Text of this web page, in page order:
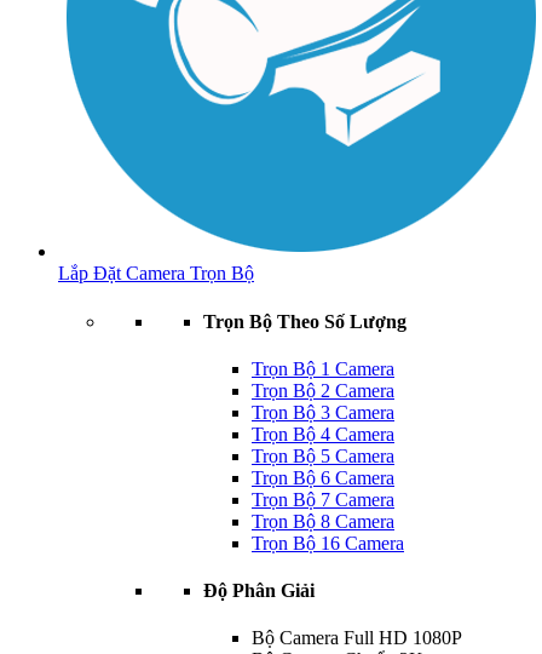
Lắp Đặt Camera Trọn Bộ
Trọn Bộ Theo Số Lượng
Trọn Bộ 1 Camera
Trọn Bộ 2 Camera
Trọn Bộ 3 Camera
Trọn Bộ 4 Camera
Trọn Bộ 5 Camera
Trọn Bộ 6 Camera
Trọn Bộ 7 Camera
Trọn Bộ 8 Camera
Trọn Bộ 16 Camera
Độ Phân Giải
Bộ Camera Full HD 1080P